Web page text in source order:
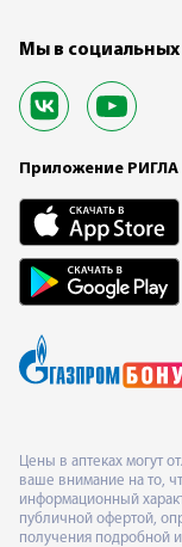
Мы в социальных
Приложение РИГЛА
Цены в аптеках могут
ваше внимание на то,
информационный
публичной офертой,
получения подробной